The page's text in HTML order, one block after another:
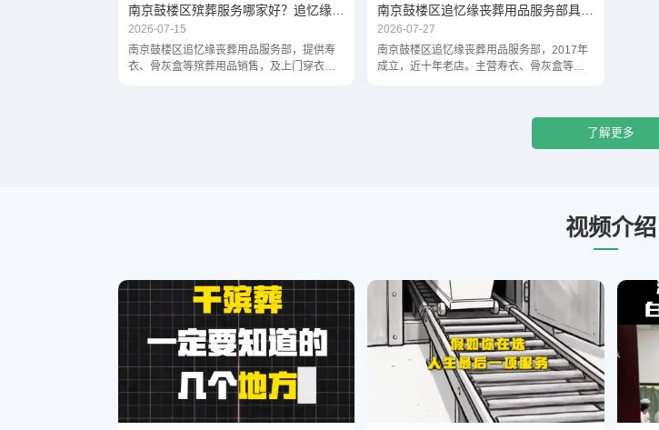
南京鼓楼区殡葬服务哪家好？追忆缘丧葬用品一站式殡仪代办
2026-07-15
南京鼓楼区追忆缘丧葬用品服务部，提供寿
衣、骨灰盒等殡葬用品销售，及上门穿衣、
2026-07-27
南京鼓楼区追忆缘丧葬用品服务部，2017年
成立，近十年老店。主营寿衣、骨灰盒等殡
了解更多
视频介绍